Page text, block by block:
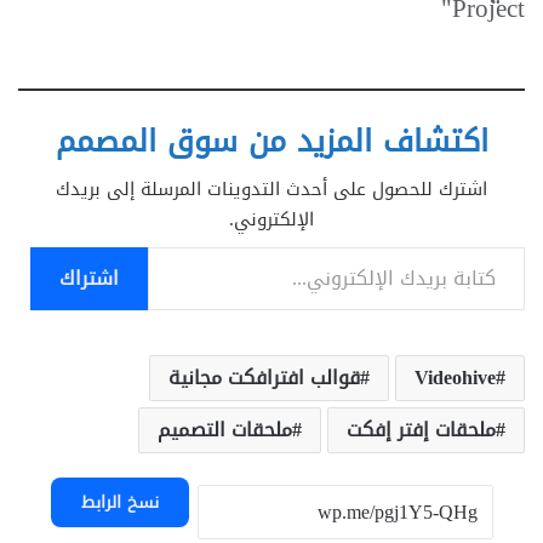
اكتشاف المزيد من سوق المصمم
اشترك للحصول على أحدث التدوينات المرسلة إلى بريدك
الإلكتروني.
كتابة بريدك الإلكتروني...
اشتراك
Videohive
قوالب افترافكت مجانية
ملحقات إفتر إفكت
ملحقات التصميم
نسخ الرابط